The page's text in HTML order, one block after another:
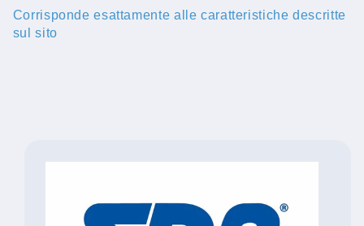
Corrisponde esattamente alle caratteristiche descritte
sul sito